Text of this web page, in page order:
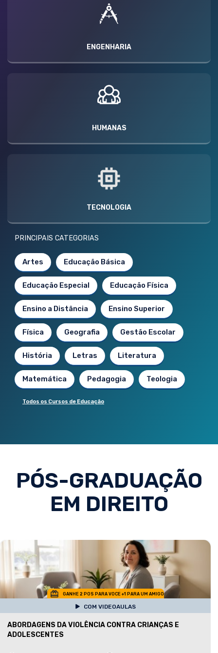
ENGENHARIA
HUMANAS
TECNOLOGIA
PRINCIPAIS CATEGORIAS
Artes Educação Básica
Educação Especial Educação Física
Ensino a Distância Ensino Superior
Física Geografia Gestão Escolar
História Letras Literatura
Matemática Pedagogia Teologia
Todos os Cursos de Educação
PÓS-GRADUAÇÃO
EM DIREITO
GANHE 2 POS PARA VOCE +1 PARA UM AMIGO
COM VIDEOAULAS
ABORDAGENS DA VIOLÊNCIA CONTRA CRIANÇAS E
ADOLESCENTES